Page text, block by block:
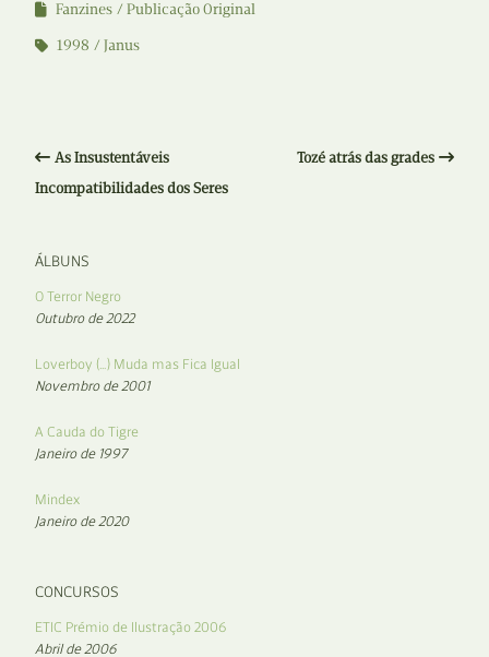
Fanzines
Publicação Original
1998
Janus
As Insustentáveis
Incompatibilidades dos Seres
Tozé atrás das grades
ÁLBUNS
O Terror Negro
Outubro de 2022
Loverboy (…) Muda mas Fica Igual
Novembro de 2001
A Cauda do Tigre
Janeiro de 1997
Mindex
Janeiro de 2020
CONCURSOS
ETIC Prémio de Ilustração 2006
Abril de 2006